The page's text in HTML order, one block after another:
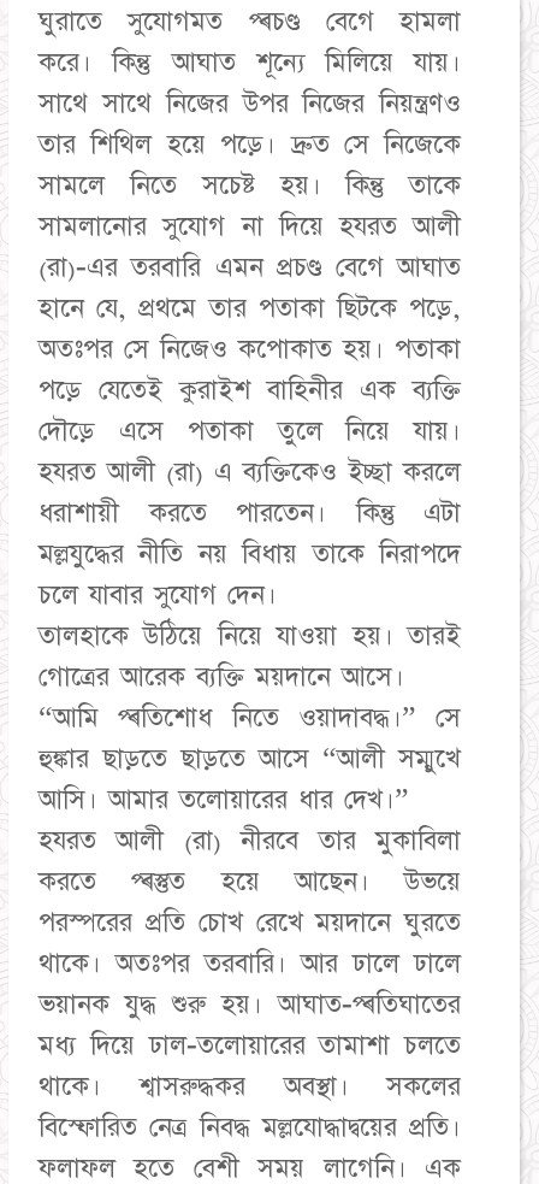
ঘুরাতে সুযোগমত প্ৰচণ্ড বেগে হামলা
করে। কিন্তু আঘাত শূন্যে মিলিয়ে যায়।
সাথে সাথে নিজের উপর নিজের নিয়ন্ত্রণও
তার শিথিল হয়ে পড়ে। দ্রুত সে নিজেকে
সামলে নিতে সচেষ্ট হয়। কিন্তু তাকে
সামলানোর সুযোগ না দিয়ে হযরত আলী
(রা)-এর তরবারি এমন প্রচণ্ড বেগে আঘাত
হানে যে, প্রথমে তার পতাকা ছিটকে পড়ে,
অতঃপর সে নিজেও কপোকাত হয়। পতাকা
পড়ে যেতেই কুরাইশ বাহিনীর এক ব্যক্তি
দৌড়ে এসে পতাকা তুলে নিয়ে যায়।
হযরত আলী (রা) এ ব্যক্তিকেও ইচ্ছা করলে
ধরাশায়ী করতে পারতেন। কিন্তু এটা
মল্লযুদ্ধের নীতি নয় বিধায় তাকে নিরাপদে
চলে যাবার সুযোগ দেন।
তালহাকে উঠিয়ে নিয়ে যাওয়া হয়। তারই
গোত্রের আরেক ব্যক্তি ময়দানে আসে।
“আমি প্ৰতিশোধ নিতে ওয়াদাবদ্ধ।” সে
হুঙ্কার ছাড়তে ছাড়তে আসে “আলী সম্মুখে
আসি। আমার তলোয়ারের ধার দেখ।”
হযরত আলী (রা) নীরবে তার মুকাবিলা
করতে প্ৰস্তুত হয়ে আছেন। উভয়ে
পরস্পরের প্রতি চোখ রেখে ময়দানে ঘুরতে
থাকে। অতঃপর তরবারি। আর ঢালে ঢালে
ভয়ানক যুদ্ধ শুরু হয়। আঘাত-প্ৰতিঘাতের
মধ্য দিয়ে ঢাল-তলোয়ারের তামাশা চলতে
থাকে। শ্বাসরুদ্ধকর অবস্থা। সকলের
বিস্ফোরিত নেত্র নিবদ্ধ মল্লযোদ্ধাদ্বয়ের প্রতি।
ফলাফল হতে বেশী সময় লাগেনি। এক